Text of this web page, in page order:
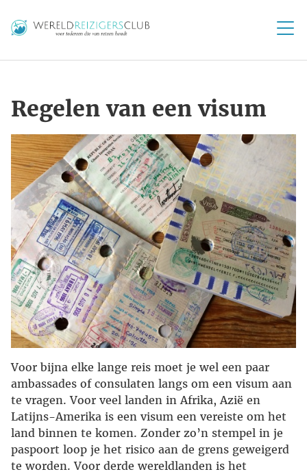
Regelen van een visum
Voor bijna elke lange reis moet je wel een paar
ambassades of consulaten langs om een visum aan
te vragen. Voor veel landen in Afrika, Azië en
Latijns-Amerika is een visum een vereiste om het
land binnen te komen. Zonder zo’n stempel in je
paspoort loop je het risico aan de grens geweigerd
te worden. Voor derde wereldlanden is het